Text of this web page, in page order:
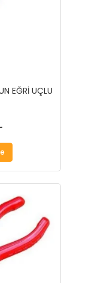
EĞRİ UÇLU